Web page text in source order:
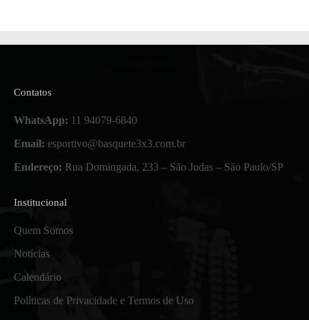
Contatos
WhatsApp: 11 94079-6840
Email: esportivo@basquete3x3.com.br
Endereço: Rua Domingada, 233 – São Judas – São Paulo/SP
Institucional
Quem Somos
Notícias
Calendário
Políticas de Privacidade e Termos de Uso